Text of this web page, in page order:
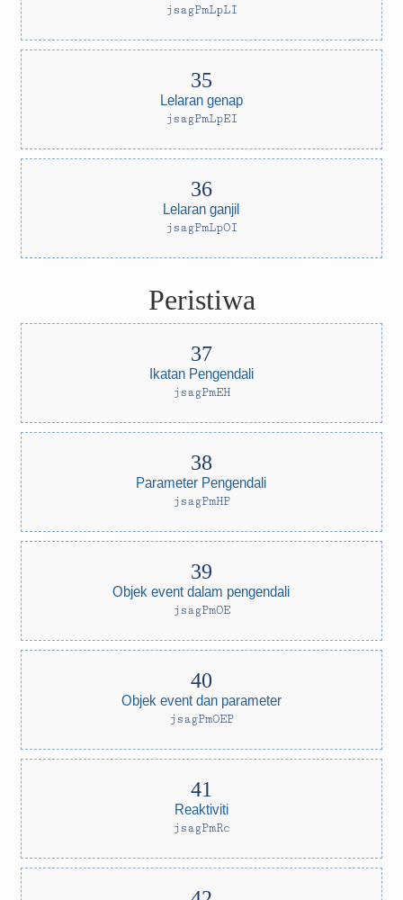
jsagPmLpLI
Lelaran genap
jsagPmLpEI
Lelaran ganjil
jsagPmLpOI
Peristiwa
Ikatan Pengendali
jsagPmEH
Parameter Pengendali
jsagPmHP
Objek event dalam pengendali
jsagPmOE
Objek event dan parameter
jsagPmOEP
Reaktiviti
jsagPmRc